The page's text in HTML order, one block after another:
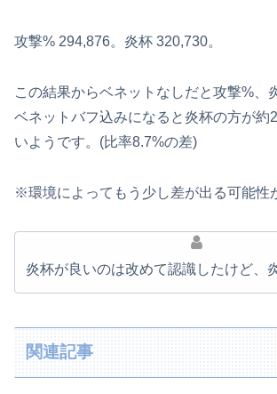
攻撃% 294,876。炎杯 320,730。
この結果からベネットなしだと攻撃%、
ベネットバフ込みになると炎杯の方が約
いようです。(比率8.7%の差)
※環境によってもう少し差が出る可能性
炎杯が良いのは改めて認識したけど、
関連記事